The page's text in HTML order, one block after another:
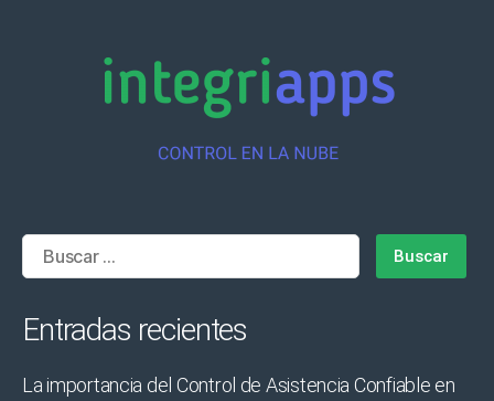
Buscar:
Entradas recientes
La importancia del Control de Asistencia Confiable en